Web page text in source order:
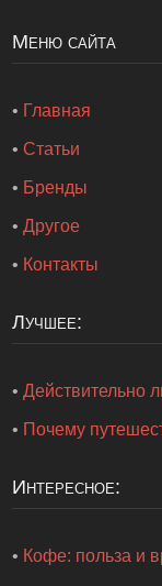
Меню сайта
• Главная
•Статьи
• Бренды
•Другое
• Контакты
Лучшее:
•Действительно
• Почему
Интересное:
• Кофе: польза и